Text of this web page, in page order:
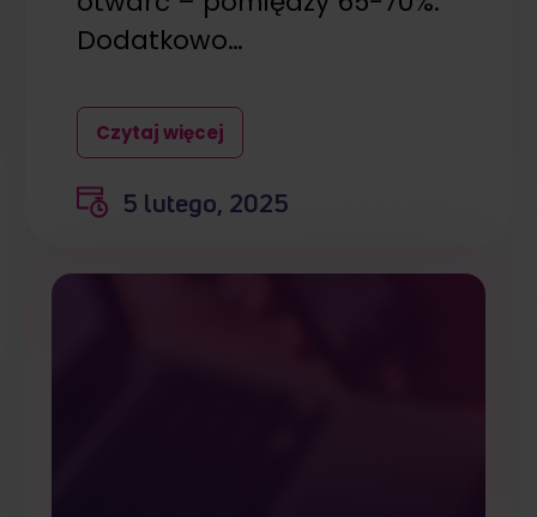
Dodatkowo…
Czytaj więcej
5 lutego, 2025